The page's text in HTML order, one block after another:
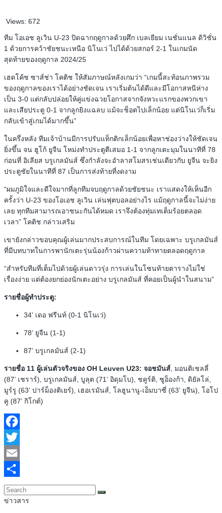
Views: 672
ทีม โอเอช ลูเวิน U-23 ปิดฉากฤดูกาลด้วยศึก เบลเยียม เนชั่นแนล ดิวิชั่น
1 ด้วยการคว้าชัยชนะเหนือ นิโนเว่ ไปได้ด้วยสกอร์ 2-1 ในเกมนัด
สุดท้ายของฤดูกาล 2024/25
เฮดโค้ช ซาส์ช่า โคติช ให้สัมภาษณ์หลังเกมว่า “เกมนี้สะท้อนภาพรวม
ของฤดูกาลของเราได้อย่างชัดเจน เราเริ่มต้นได้ดีและมีโอกาสหนีห่าง
เป็น 3-0 แต่กลับปล่อยให้คู่แข่งฉวยโอกาสจากจังหวะแรกของพวกเขา
และเสียประตู 0-1 จากลูกยิงแฉลบ แม้จะช็อตไปเล็กน้อย แต่นิโนเว่ก็เริ่ม
กลับเข้าสู่เกมได้มากขึ้น”
ในครึ่งหลัง ทีมเจ้าบ้านมีการปรับแท็กติกเล็กน้อยเพื่อหาช่องว่างให้ชัดเจน
ยิ่งขึ้น จน ฮูโก้ ยูจีน โหม่งทำประตูตีเสมอ 1-1 จากลูกเตะมุมในนาทีที่ 78
ก่อนที่ อิเลียส บรูเกลมันส์ ซึ่งกำลังจะอำลาสโมสรเช่นเดียวกับ ยูจีน จะยิง
ประตูชัยในนาทีที่ 87 เป็นการส่งท้ายที่งดงาม
“ผมภูมิใจและดีใจมากที่ลูกทีมจบฤดูกาลด้วยชัยชนะ เราแสดงให้เห็นอีก
ครั้งว่า U-23 ของโอเอช ลูเวิน เล่นฟุตบอลอย่างไร แม้ฤดูกาลนี้จะไม่ง่าย
เลย ทุกทีมสามารถเอาชนะกันได้หมด เราจึงต้องทุ่มเทเต็มร้อยตลอด
เวลา” โคติช กล่าวเสริม
เขายังกล่าวขอบคุณผู้เล่นมากประสบการณ์ในทีม โดยเฉพาะ บรูเกลมันส์
ที่มีบทบาทในการพานักเตะรุ่นน้องก้าวผ่านความท้าทายตลอดฤดูกาล
“สำหรับทีมที่เต็มไปด้วยผู้เล่นดาวรุ่ง การเล่นในโซนท้ายตารางไม่ใช่
เรื่องง่าย แต่ต้องยกย่องนักเตะอย่าง บรูเกลมันส์ ที่คอยเป็นผู้นำในสนาม”
รายชื่อผู้ทำประตู:
34’ เดอ ฟรีนท์ (0-1 นิโนเว่)
78’ ยูจีน (1-1)
87’ บรูเกลมันส์ (2-1)
รายชื่อ 11 ผู้เล่นตัวจริงของ OH Leuven U23: จอชมันส์ , มอนติเชลลี่
(87’ เชราร์), บรูเกลมันส์, บูลุต (71’ อิดุมโบ), ชคูร์ติ, ซูอ็องก้า, ดิยัลโล่,
มูร์รู (63’ ปาร์ม็องติเยร์), เฮอเรมันส์, โลฮูนานู-เอ็มบาซี่ (63’ ยูจีน), โอโป
คู (87’ กิโกต์)
Facebook
Twitter
Email
Share
ข่าวสาร